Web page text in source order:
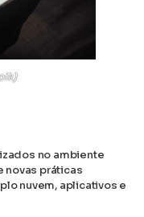
no ambiente
novas práticas
nuvem, aplicativos e